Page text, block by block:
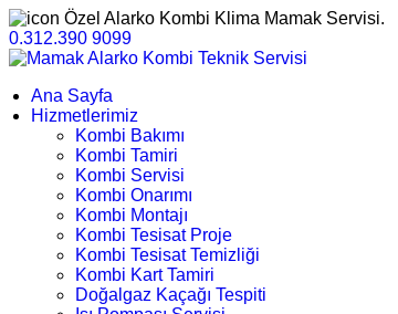
Özel Alarko Kombi Klima Mamak Servisi.
0.312.390 9099
Ana Sayfa
Hizmetlerimiz
Kombi Bakımı
Kombi Tamiri
Kombi Servisi
Kombi Onarımı
Kombi Montajı
Kombi Tesisat Proje
Kombi Tesisat Temizliği
Kombi Kart Tamiri
Doğalgaz Kaçağı Tespiti